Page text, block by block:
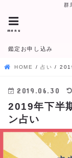
群
menu
鑑定お申し込み
HOME 占い
2019.06.30
2019年下半
ン占い